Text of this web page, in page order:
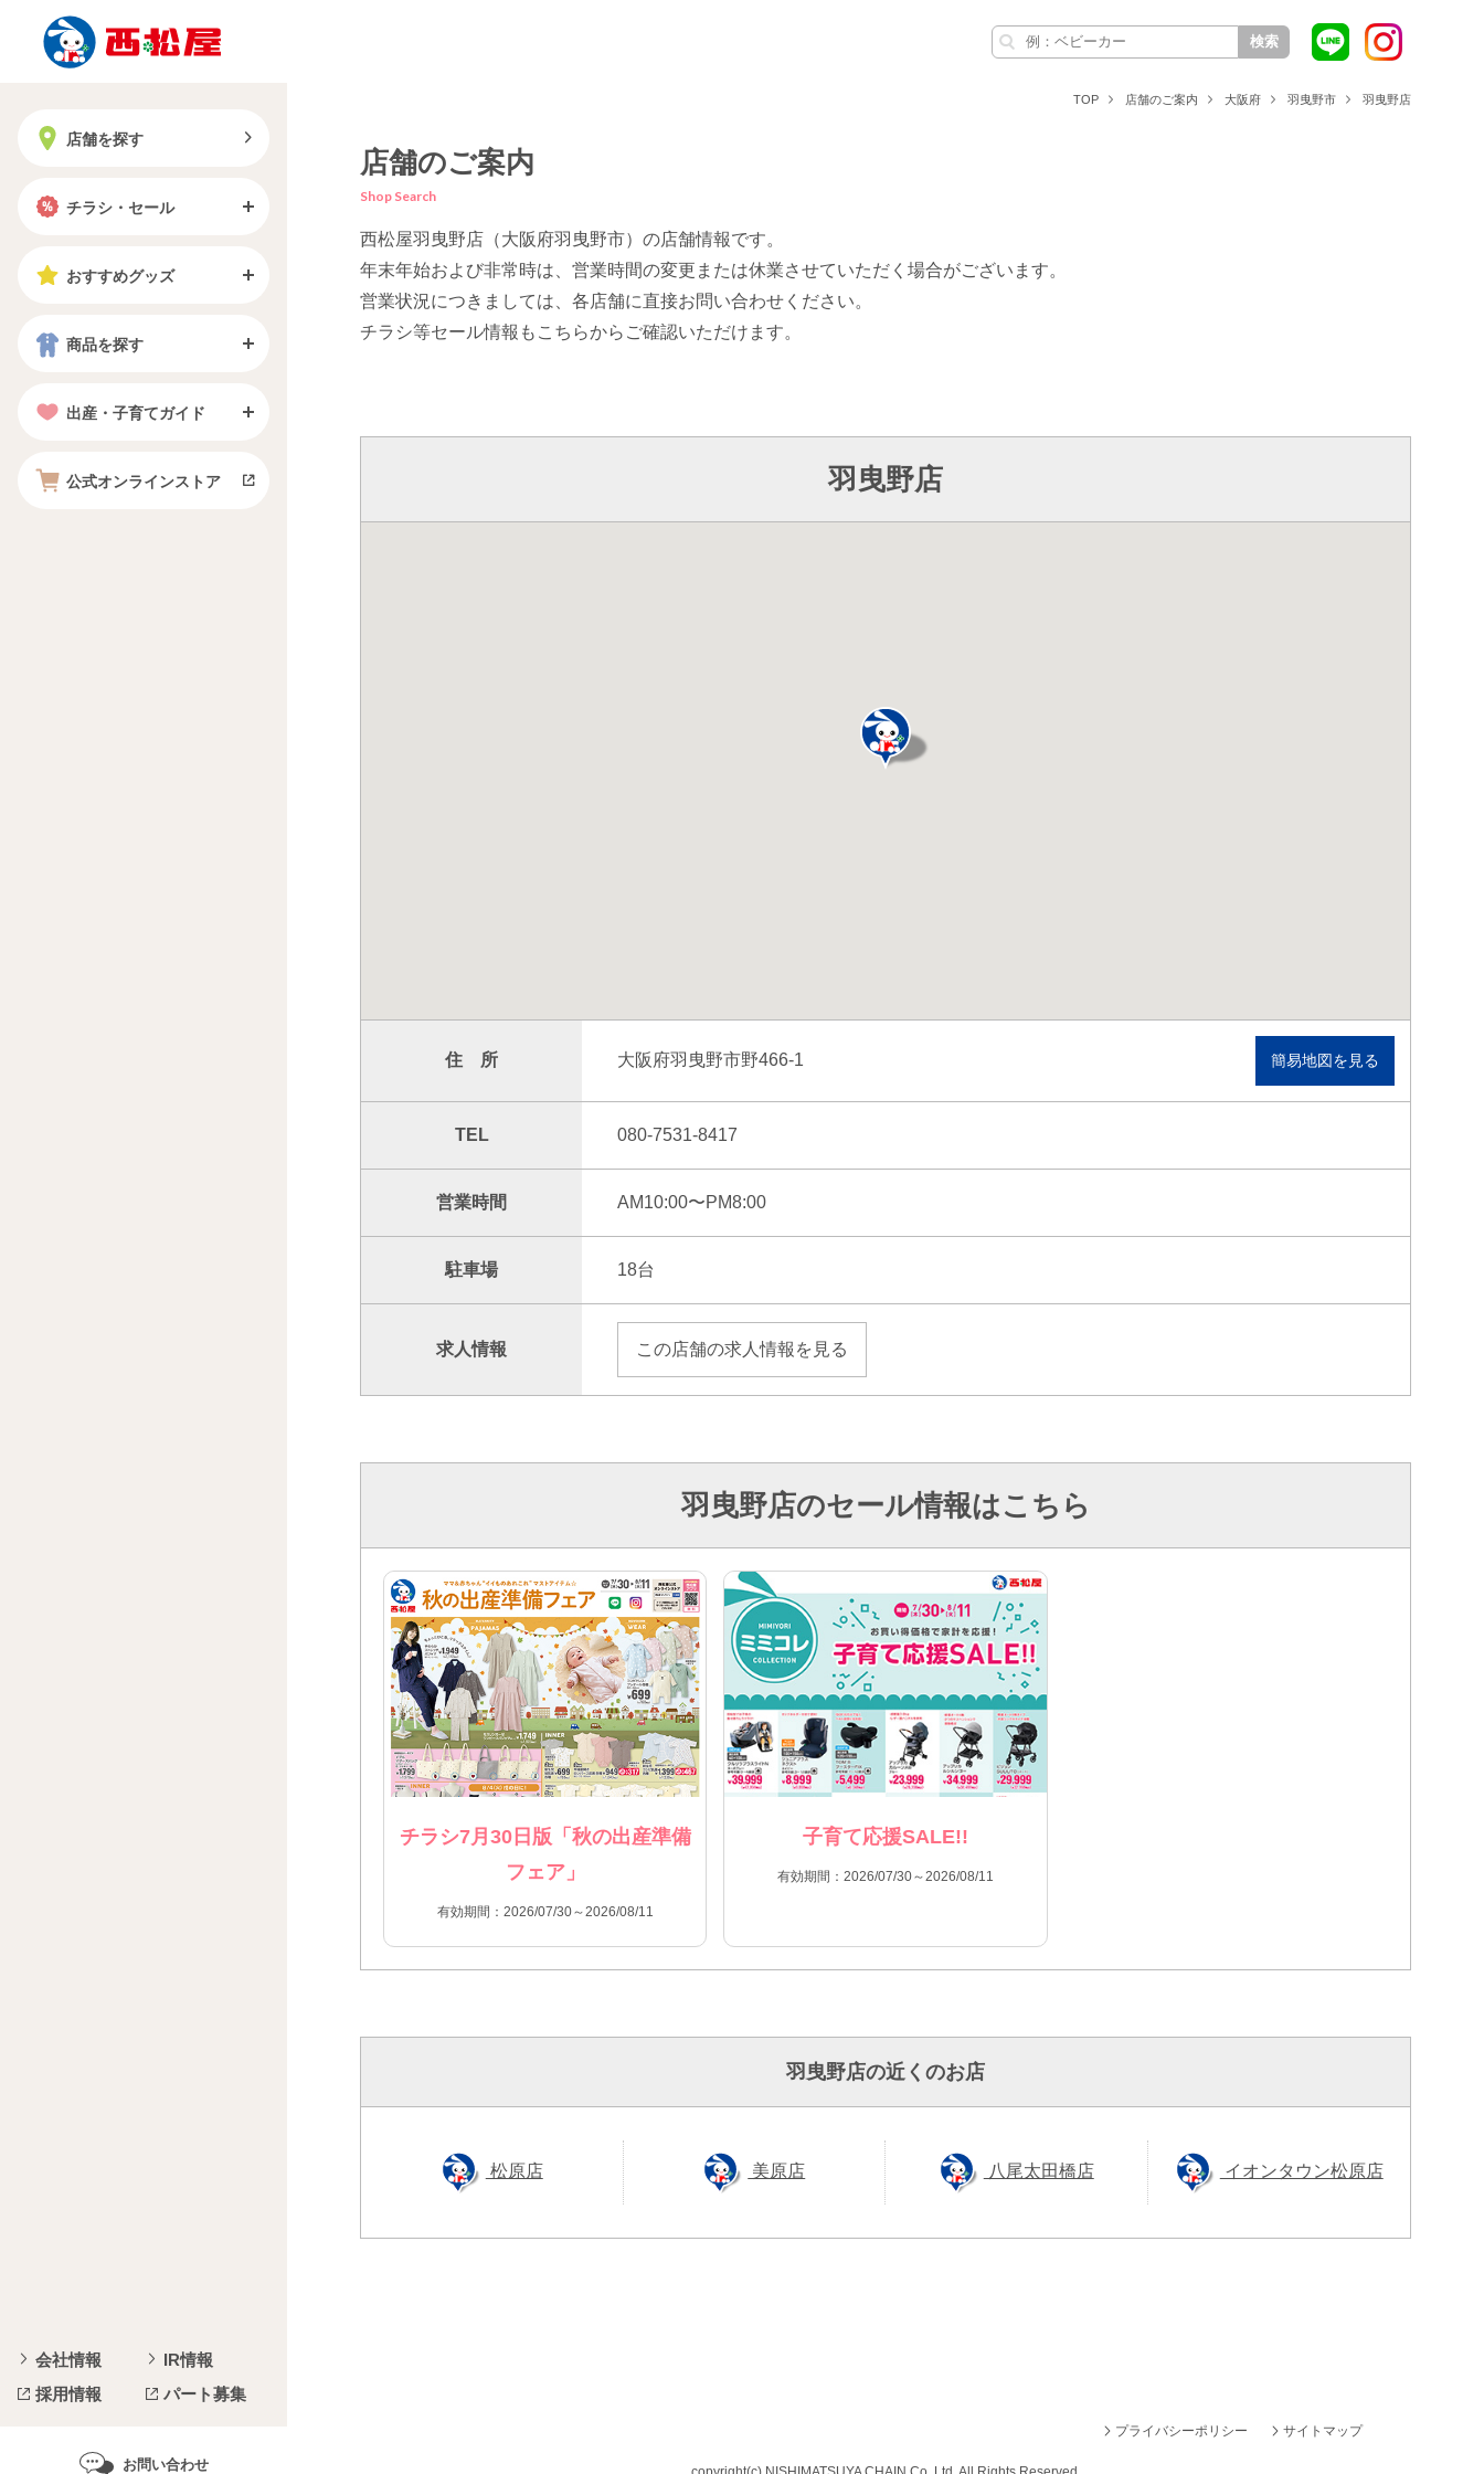
検索
店舗を探す
チラシ・セール
おすすめグッズ
商品を探す
出産・子育てガイド
公式オンラインストア
会社情報
IR情報
採用情報
パート募集
お問い合わせ
TOP 店舗のご案内 大阪府 羽曳野市 羽曳野店
店舗のご案内
Shop Search
西松屋羽曳野店（大阪府羽曳野市）の店舗情報です。
年末年始および非常時は、営業時間の変更または休業させていただく場合がございます。
営業状況につきましては、各店舗に直接お問い合わせください。
チラシ等セール情報もこちらからご確認いただけます。
羽曳野店
住 所 大阪府羽曳野市野466-1 簡易地図を見る
TEL 080-7531-8417
営業時間 AM10:00〜PM8:00
駐車場 18台
求人情報 この店舗の求人情報を見る
羽曳野店のセール情報はこちら
チラシ7月30日版「秋の出産準備
フェア」
有効期間：2026/07/30～2026/08/11
子育て応援SALE!!
有効期間：2026/07/30～2026/08/11
羽曳野店の近くのお店
松原店 美原店 八尾太田橋店 イオンタウン松原店
プライバシーポリシー サイトマップ